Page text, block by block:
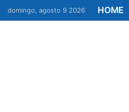
domingo, agosto 9 2026 HOME